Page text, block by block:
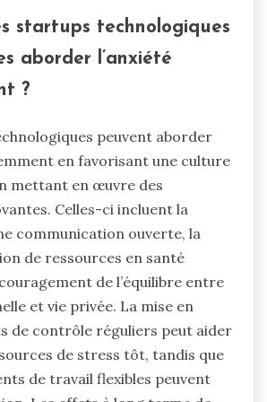
startups technologiques
aborder l’anxiété
?
peuvent aborder
en favorisant une culture
mettant en œuvre des
Celles-ci incluent la
communication ouverte, la
de ressources en santé
de l’équilibre entre
et vie privée. La mise en
de contrôle réguliers peut aider
de stress tôt, tandis que
de travail flexibles peuvent